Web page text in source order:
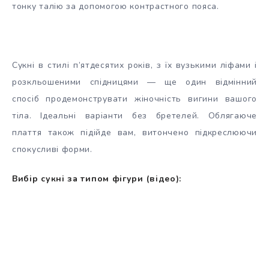
тонку талію за допомогою контрастного пояса.
Сукні в стилі п’ятдесятих років, з їх вузькими ліфами і
розкльошеними спідницями — ще один відмінний
спосіб продемонструвати жіночність вигини вашого
тіла. Ідеальні варіанти без бретелей. Облягаюче
плаття також підійде вам, витончено підкреслюючи
спокусливі форми.
Вибір сукні за типом фігури (відео):